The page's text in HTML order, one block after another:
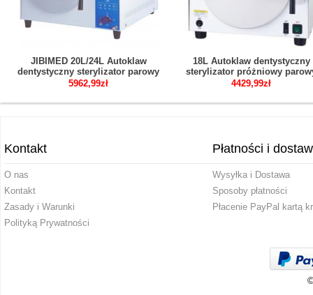
JIBIMED 20L/24L Autoklaw
dentystyczny sterylizator parowy
sterylizator stołowy
5962,99zł
18L Autoklaw dentystyczny
sterylizator próżniowy
TR250N
4429,99zł
Kontakt
O nas
Kontakt
Zasady i Warunki
Polityką Prywatności
Płatności i
Wysyłka i Dostawa
Sposoby płatności
Płacenie PayPal kartą